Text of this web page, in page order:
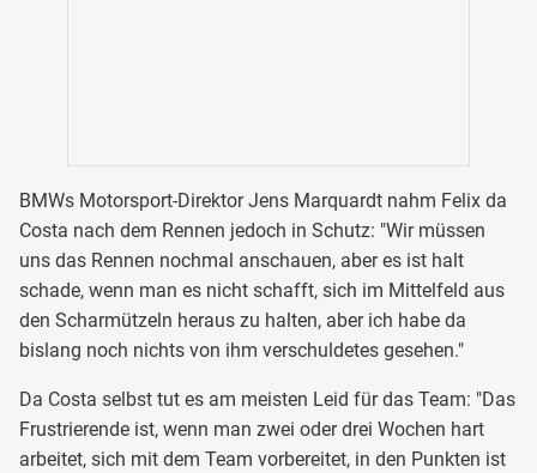
BMWs Motorsport-Direktor Jens Marquardt nahm Felix da
Costa nach dem Rennen jedoch in Schutz: "Wir müssen
uns das Rennen nochmal anschauen, aber es ist halt
schade, wenn man es nicht schafft, sich im Mittelfeld aus
den Scharmützeln heraus zu halten, aber ich habe da
bislang noch nichts von ihm verschuldetes gesehen."
Da Costa selbst tut es am meisten Leid für das Team: "Das
Frustrierende ist, wenn man zwei oder drei Wochen hart
arbeitet, sich mit dem Team vorbereitet, in den Punkten ist